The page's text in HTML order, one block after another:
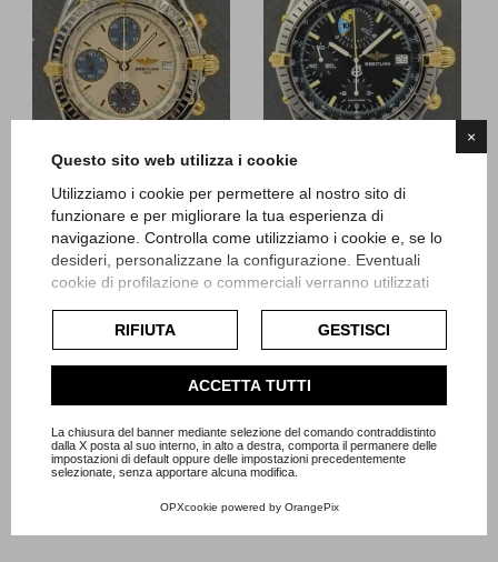
×
Questo sito web utilizza i cookie
Utilizziamo i cookie per permettere al nostro sito di
funzionare e per migliorare la tua esperienza di
navigazione. Controlla come utilizziamo i cookie e, se lo
desideri, personalizzane la configurazione. Eventuali
cookie di profilazione o commerciali verranno utilizzati
dell'utente e, se consentito, potrebbero essere utilizzati
per personalizzare gli annunci pubblicitari. Per ulteriori
informazioni su come Google utilizza i dati raccolti,
politica sulla privacy di Google
Consulta l'informativa cookie completa.
RIFIUTA GESTISCI
ACCETTA TUTTI
La chiusura del banner mediante selezione del comando contraddistinto
dalla X posta al suo interno, in alto a destra, comporta il permanere delle
impostazioni di default oppure delle impostazioni precedentemente
selezionate, senza apportare alcuna modifica.
OPXcookie powered by OrangePix
Breitling
Chronomat Madreperla
Referenza B13050
Scatola e Garanzia
Maggio 1996
2.400,00 €
Breitling
Chronomat Yachting
Referenza B13047
Scatola e Garanzia
Dicembre 1992
2.950,00 €